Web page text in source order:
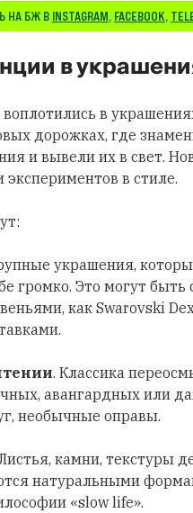
НА БЖ В INSTAGRAM, FACEBOOK,
в
в
дорожках, где
и вывели их в свет.
в стиле.
украшения,
громко. Это могут быть
как Swarovski
. Классика
авангардных или
необычные оправы.
камни, текстуры
натуральными
«slow life».